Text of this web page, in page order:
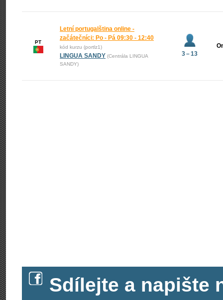
PT
Letní portugalština online -
začátečníci: Po - Pá 09:30 - 12:40
kód kurzu (portlz1)
LINGUA SANDY (Centrála LINGUA
SANDY)
3 – 13
Sdílejte a napište